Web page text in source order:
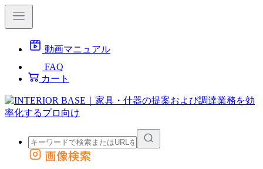
動画マニュアル
FAQ
カート
外部サイトの商品をカートに追加
画像検索